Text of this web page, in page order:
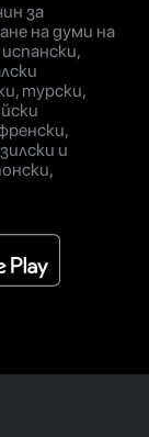
за
на думи на
турски,
и